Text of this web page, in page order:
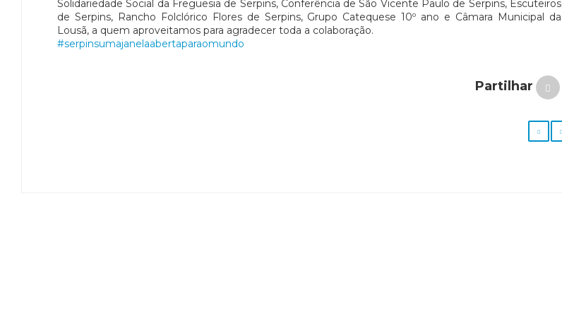
Solidariedade Social da Freguesia de Serpins, Conferência de São Vicente Paulo de Serpins, Escuteiros
de Serpins, Rancho Folclórico Flores de Serpins, Grupo Catequese 10º ano e Câmara Municipal da
Lousã, a quem aproveitamos para agradecer toda a colaboração.
#serpinsumajanelaabertaparaomundo
Partilhar